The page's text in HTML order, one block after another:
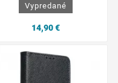
Vypredané
14,90 €